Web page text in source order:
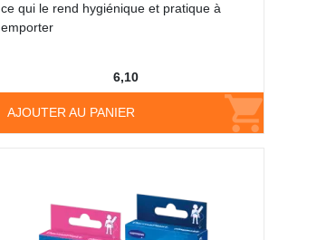
ce qui le rend hygiénique et pratique à
emporter
AJOUTER AU PANIER
6,10